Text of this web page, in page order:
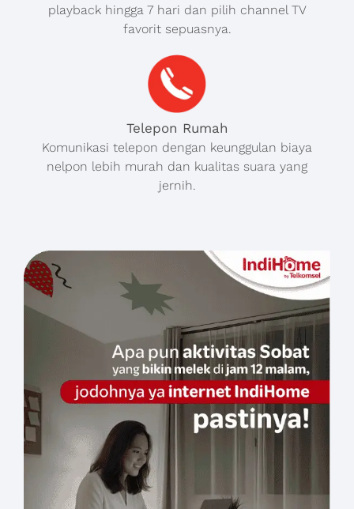
playback hingga 7 hari dan pilih channel TV
favorit sepuasnya.
Telepon Rumah
Komunikasi telepon dengan keunggulan biaya
nelpon lebih murah dan kualitas suara yang
jernih.